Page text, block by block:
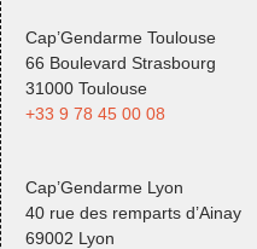
Cap’Gendarme Toulouse
66 Boulevard Strasbourg
31000 Toulouse
+33 9 78 45 00 08
Cap’Gendarme Lyon
40 rue des remparts d’Ainay
69002 Lyon